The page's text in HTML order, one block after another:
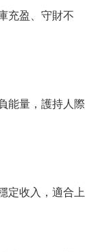
充盈、守財不
能量，護持人際
定收入，適合上